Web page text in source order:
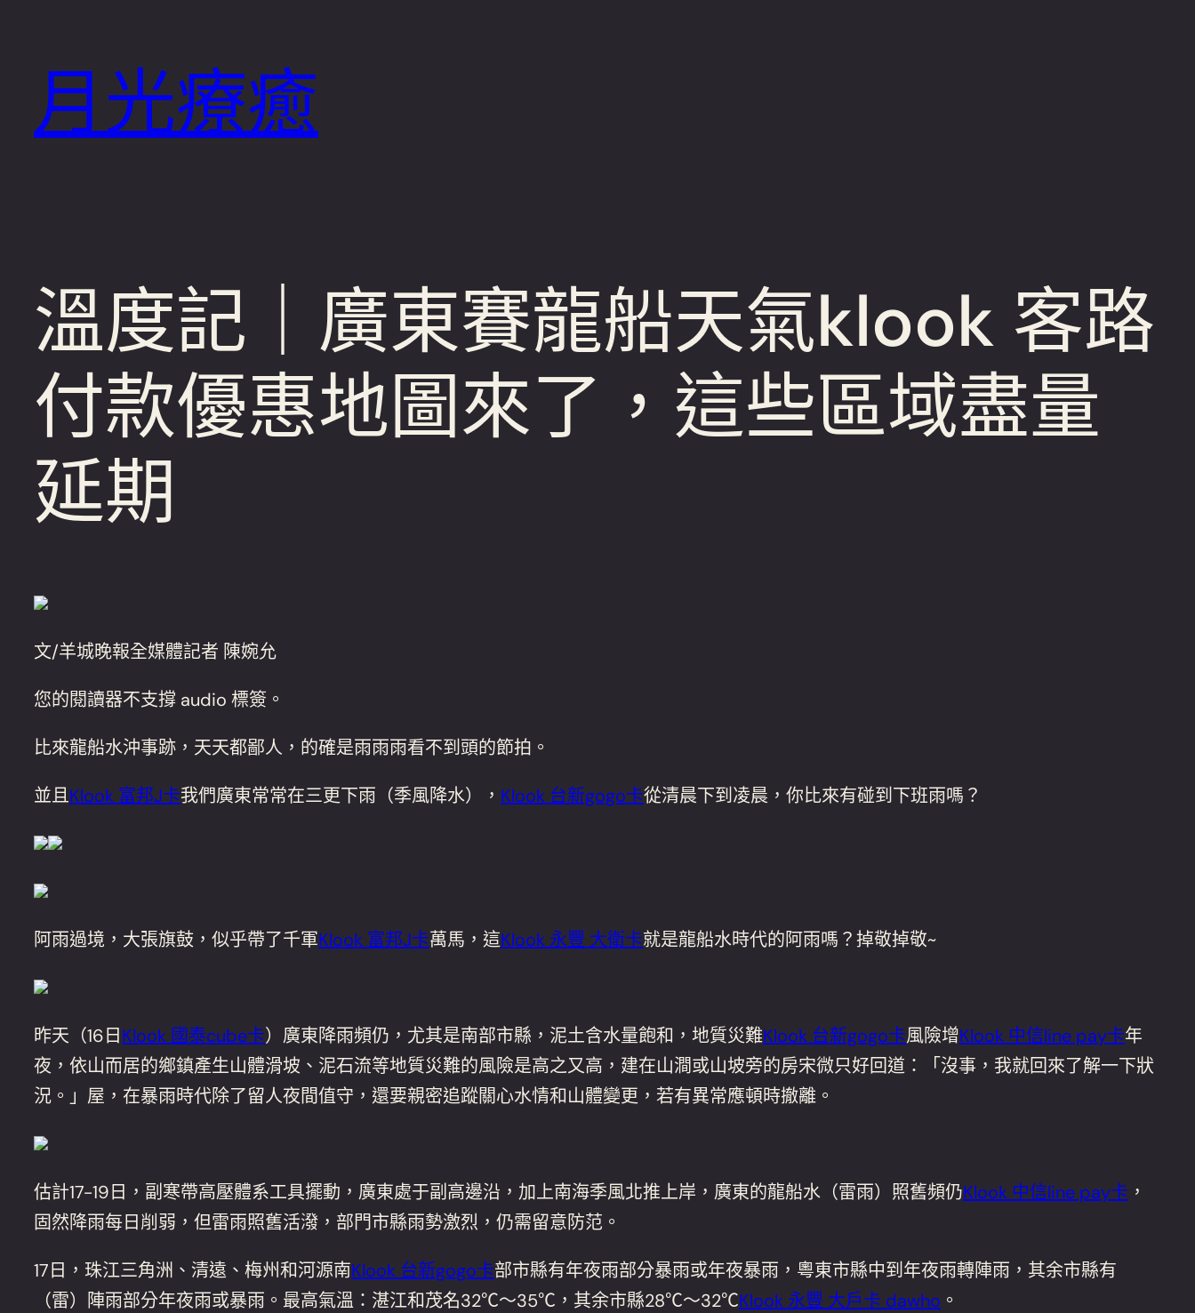
月光療癒
溫度記｜廣東賽龍船天氣klook 客路
付款優惠地圖來了，這些區域盡量
延期
文/羊城晚報全媒體記者 陳婉允
您的閱讀器不支撐 audio 標簽。
比來龍船水沖事跡，天天都鄙人，的確是雨雨雨看不到頭的節拍。
並且Klook 富邦J卡我們廣東常常在三更下雨（季風降水）， Klook 台新gogo卡從清晨下到凌晨，你比來有碰到下班雨嗎？
阿雨過境，大張旗鼓，似乎帶了千軍Klook 富邦J卡萬馬，這Klook 永豐 大衛卡就是龍船水時代的阿雨嗎？掉敬掉敬~
昨天（16日Klook 國泰cube卡）廣東降雨頻仍，尤其是南部市縣，泥土含水量飽和，地質災難Klook 台新gogo卡風險增Klook 中信line pay卡年
夜，依山而居的鄉鎮產生山體滑坡、泥石流等地質災難的風險是高之又高，建在山澗或山坡旁的房宋微只好回道：「沒事，我就回來了解一下狀
況。」屋，在暴雨時代除了留人夜間值守，還要親密追蹤關心水情和山體變更，若有異常應頓時撤離。
估計17-19日，副寒帶高壓體系工具擺動，廣東處于副高邊沿，加上南海季風北推上岸，廣東的龍船水（雷雨）照舊頻仍Klook 中信line pay卡 ，
固然降雨每日削弱，但雷雨照舊活潑，部門市縣雨勢激烈，仍需留意防范。
17日，珠江三角洲、清遠、梅州和河源南Klook 台新gogo卡部市縣有年夜雨部分暴雨或年夜暴雨，粵東市縣中到年夜雨轉陣雨，其余市縣有
（雷）陣雨部分年夜雨或暴雨。最高氣溫：湛江和茂名32℃～35℃，其余市縣28℃～32℃Klook 永豐 大戶卡 dawho 。